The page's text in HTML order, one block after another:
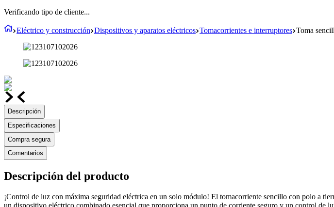
Verificando tipo de cliente...
Eléctrico y construcción Dispositivos y aparatos eléctricos Tomacorrientes e interruptores Toma
Descripción
Especificaciones
Compra segura
Comentarios
Descripción del producto
¡Control de luz con máxima seguridad eléctrica en un solo módulo! El tomacorriente sencillo con polo a